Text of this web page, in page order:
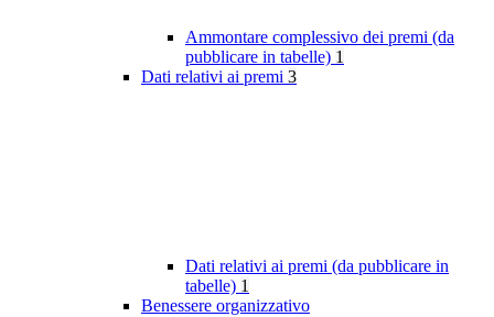
Ammontare complessivo dei premi (da
pubblicare in tabelle) 1
Dati relativi ai premi 3
Dati relativi ai premi (da pubblicare in
tabelle) 1
Benessere organizzativo